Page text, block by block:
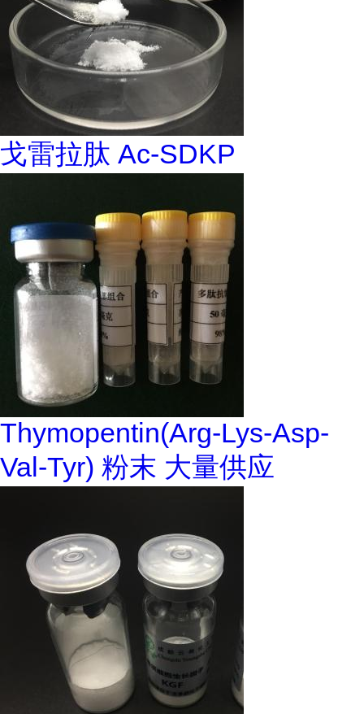
戈雷拉肽 Ac-SDKP
Thymopentin(Arg-Lys-Asp-
Val-Tyr) 粉末 大量供应